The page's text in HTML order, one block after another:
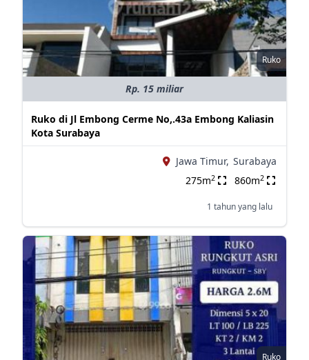
Ruko
Rp. 15 miliar
Ruko di Jl Embong Cerme No,.43a Embong Kaliasin
Kota Surabaya
Jawa Timur, Surabaya
275m2 860m2
1 tahun yang lalu
Ruko